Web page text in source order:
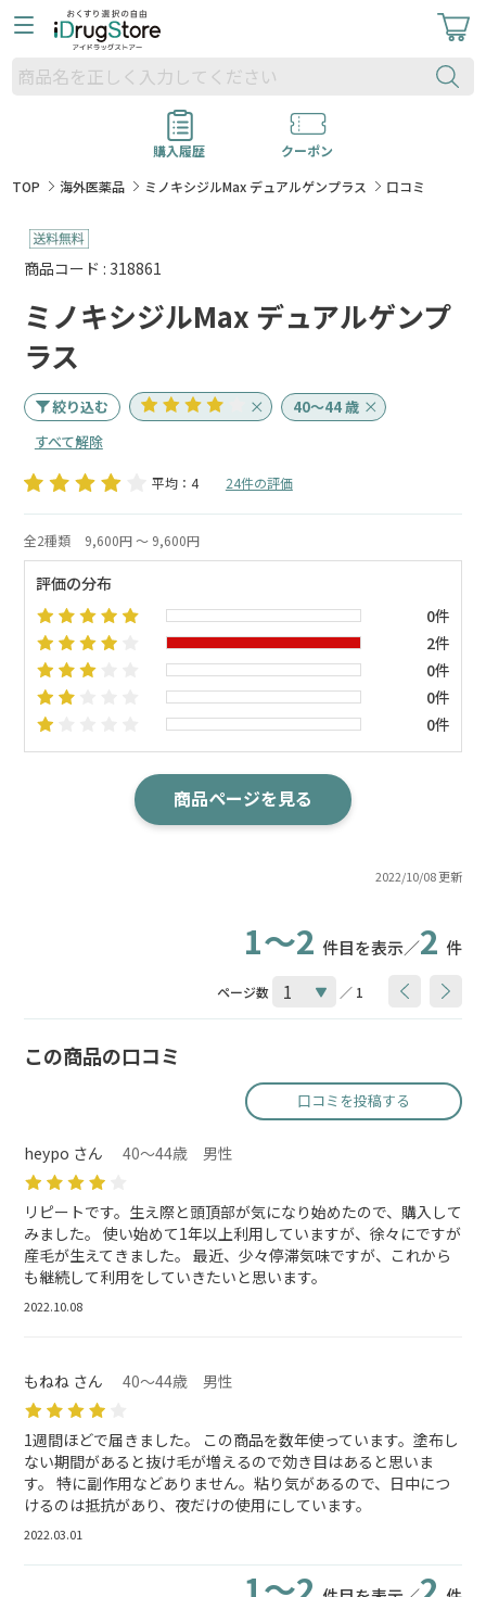
購入履歴
クーポン
TOP
海外医薬品 ミノキシジルMax デュアルゲンプラス 口コミ
商品コード : 318861
ミノキシジルMax デュアルゲンプ
ラス
絞り込む
40～44 歳
すべて解除
平均：4 24件の評価
2022/10/08 更新
全2種類 9,600円 ～ 9,600円
評価の分布
0件
2件
0件
0件
0件
商品ページを見る
1～2 件目を表示／2 件
ページ数 ／ 1
この商品の口コミ
口コミを投稿する
heypo さん 40～44歳 男性
リピートです。生え際と頭頂部が気になり始めたので、購入して
みました。 使い始めて1年以上利用していますが、徐々にですが
産毛が生えてきました。 最近、少々停滞気味ですが、これから
も継続して利用をしていきたいと思います。
2022.10.08
もねね さん 40～44歳 男性
1週間ほどで届きました。 この商品を数年使っています。塗布し
ない期間があると抜け毛が増えるので効き目はあると思いま
す。 特に副作用などありません。粘り気があるので、日中につ
けるのは抵抗があり、夜だけの使用にしています。
2022.03.01